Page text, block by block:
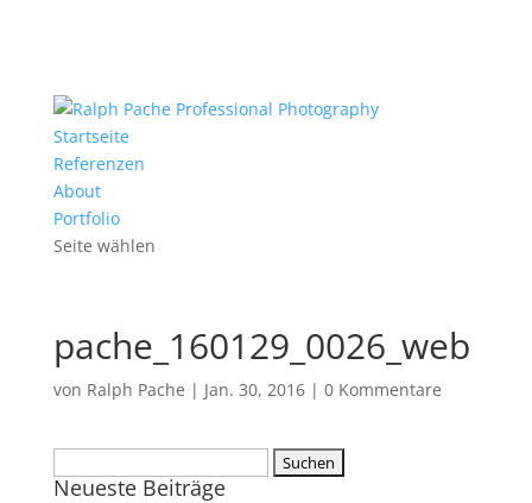
Startseite
Referenzen
About
Portfolio
Seite wählen
pache_160129_0026_web
von Ralph Pache | Jan. 30, 2016| 0 Kommentare
nach:
Neueste Beiträge